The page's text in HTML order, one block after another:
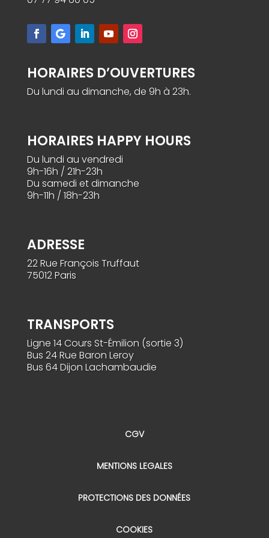
HORAIRES D’OUVERTURES
Du lundi au dimanche, de 9h à 23h.
HORAIRES HAPPY HOURS
Du lundi au vendredi
9h-16h / 21h-23h
Du samedi et dimanche
9h-11h / 18h-23h
ADRESSE
22 Rue François Truffaut
75012 Paris
TRANSPORTS
Ligne 14 Cours St-Émilion (sortie 3)
Bus 24 Rue Baron Leroy
Bus 64 Dijon Lachambaudie
CGV
MENTIONS LEGALES
PROTECTIONS DES DONNÉES
COOKIES